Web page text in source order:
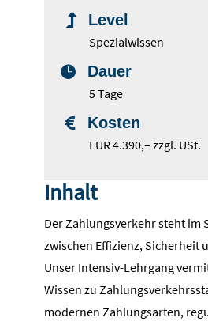
 Level
Spezialwissen

Dauer
5 Tage
 Kosten
EUR 4.390,– zzgl. USt.
Inhalt
Der Zahlungsverkehr steht im
zwischen Effizienz, Sicherheit
Unser Intensiv-Lehrgang
Wissen zu
modernen Zahlungsarten,